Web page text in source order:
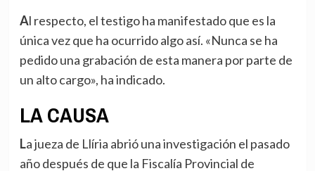
Al respecto, el testigo ha manifestado que es la
única vez que ha ocurrido algo así. «Nunca se ha
pedido una grabación de esta manera por parte de
un alto cargo», ha indicado.
LA CAUSA
La jueza de Llíria abrió una investigación el pasado
año después de que la Fiscalía Provincial de